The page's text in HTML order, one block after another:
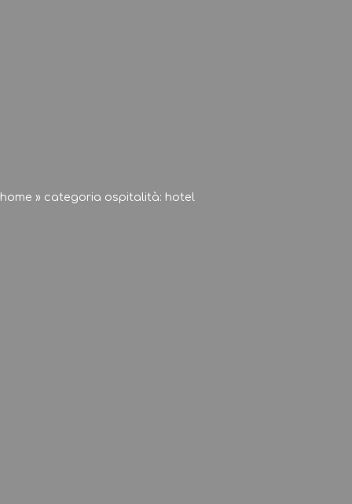
home » categoria ospitalità: hotel